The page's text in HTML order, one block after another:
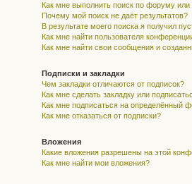
Как мне выполнить поиск по форуму
Почему мой поиск не даёт результатов?
В результате моего поиска я получил
Как мне найти пользователя
Как мне найти свои сообщения и
Подписки и закладки
Чем закладки отличаются от подписок?
Как мне сделать закладку или
Как мне подписаться на определённый
Как мне отказаться от подписки?
Вложения
Какие вложения разрешены на этой
Как мне найти мои вложения?